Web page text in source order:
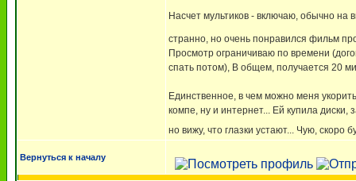
Насчет мультиков - включаю, обычно на
странно, но очень понравился фильм
Просмотр ограничиваю по времени
спать потом), В общем, получается 20
Единственное, в чем можно меня
компе, ну и интернет... Ей купила
но вижу, что глазки устают... Чую, скоро
Вернуться к началу